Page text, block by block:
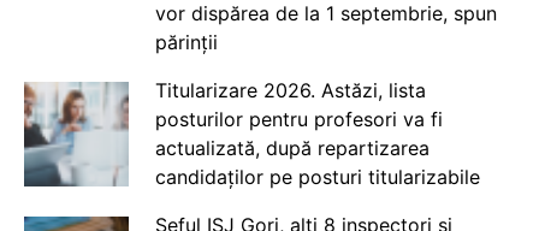
vor dispărea de la 1 septembrie, spun
părinții
Titularizare 2026. Astăzi, lista
posturilor pentru profesori va fi
actualizată, după repartizarea
candidaților pe posturi titularizabile
Șeful ISJ Gorj, alți 8 inspectori și